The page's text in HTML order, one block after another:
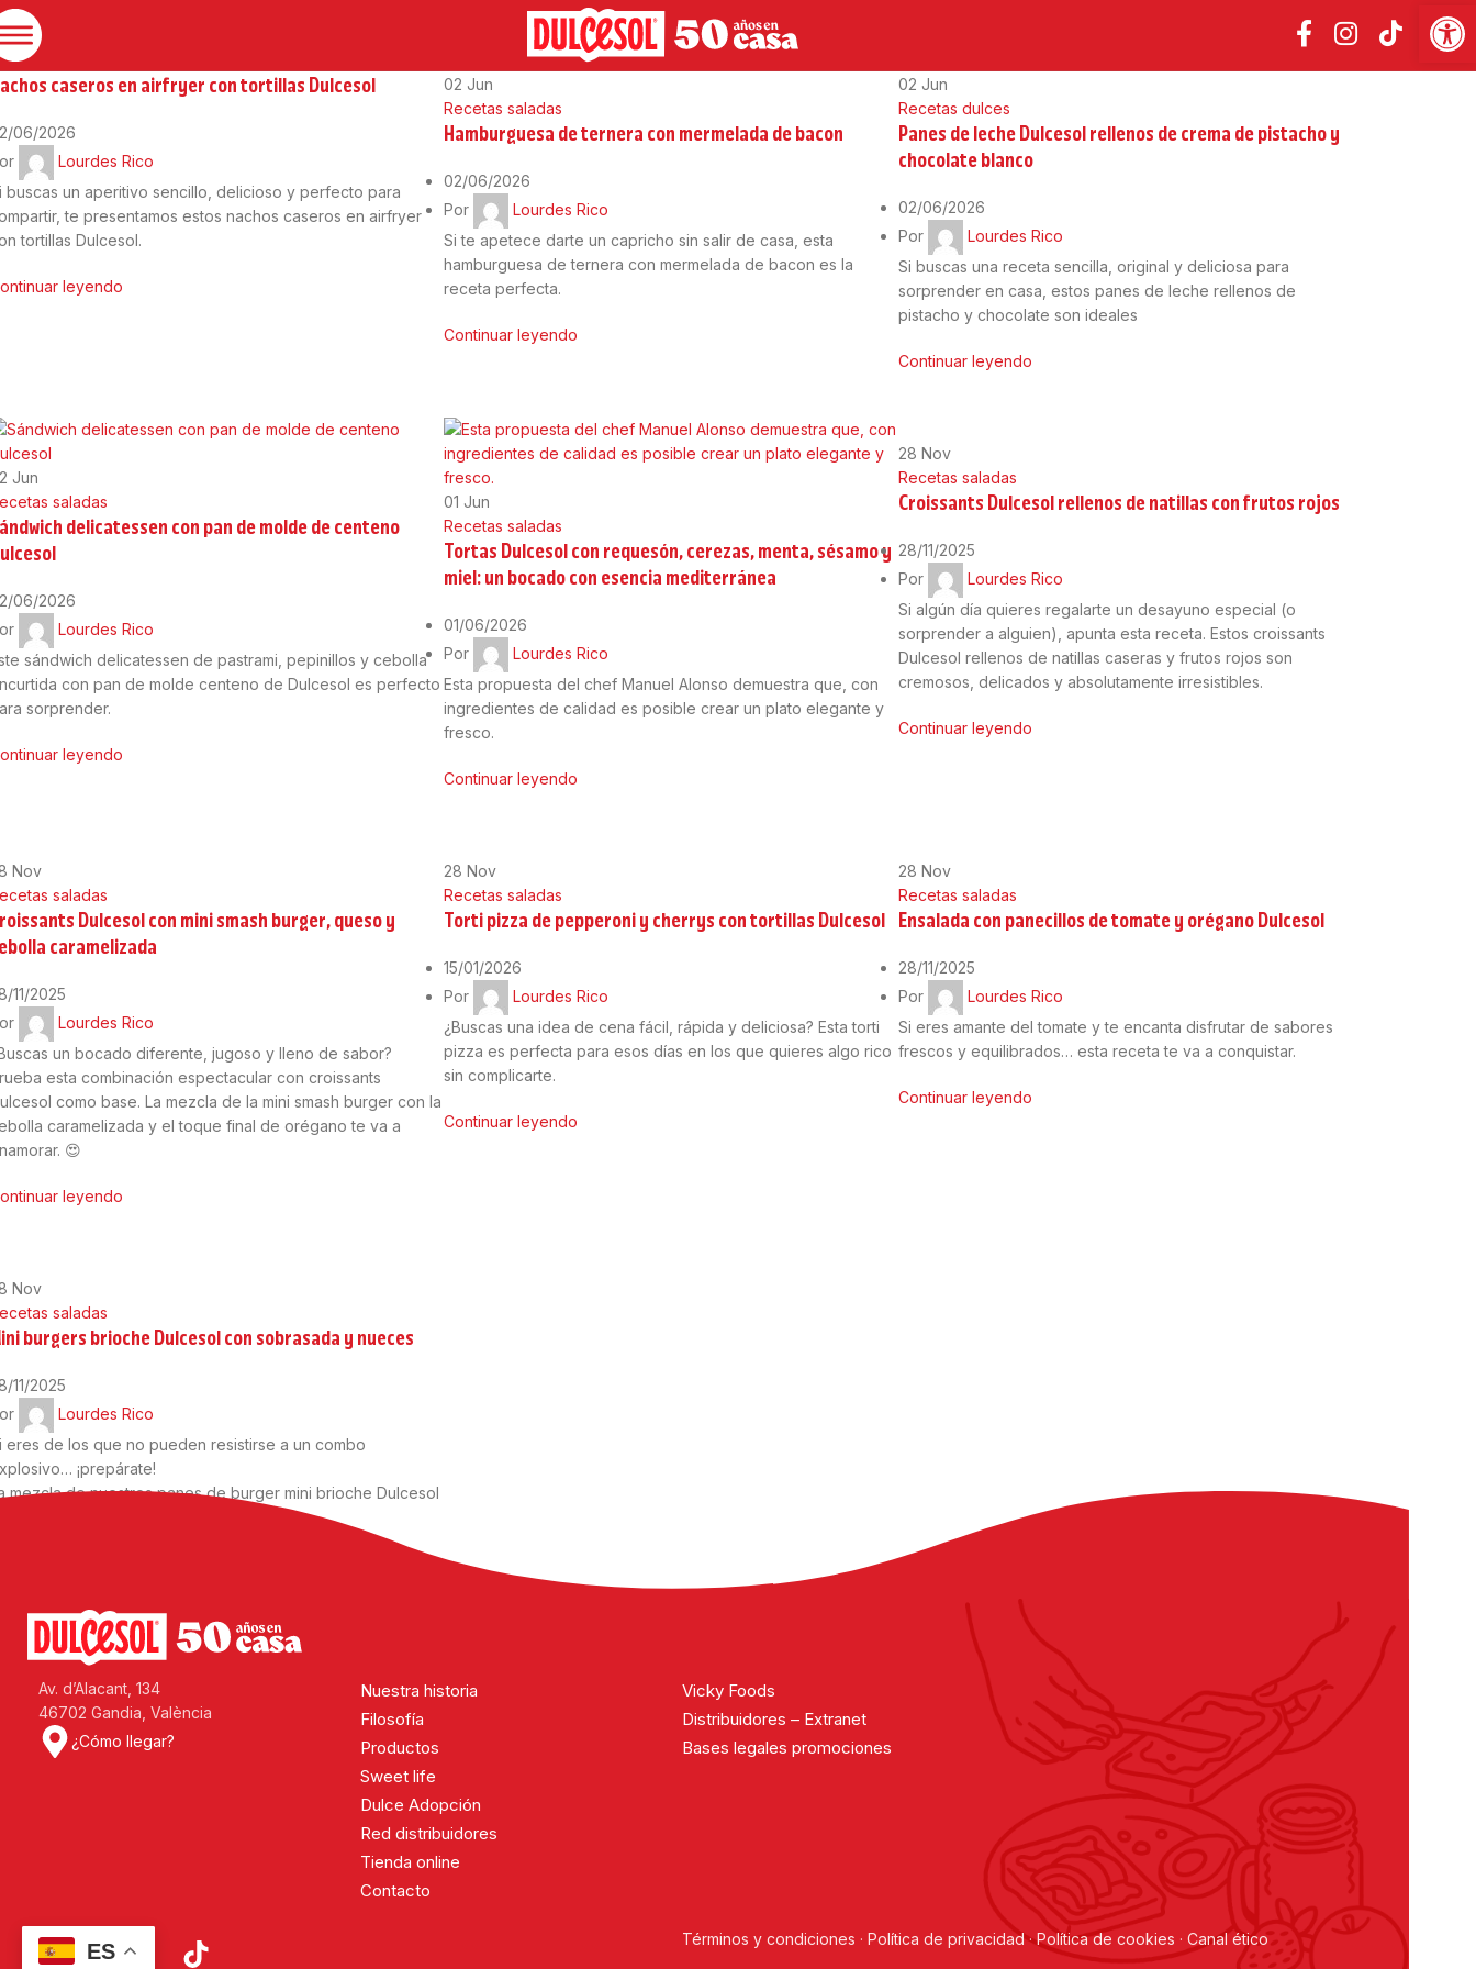
Jun
saladas
caseros en airfryer con tortillas Dulcesol
06/2026
Lourdes Rico
buscas un aperitivo sencillo, delicioso y perfecto para
te presentamos estos nachos caseros en airfryer
tortillas Dulcesol.
leyendo
02 Jun
Recetas saladas
Hamburguesa de ternera con mermelada de bacon
02/06/2026
Por
Lourdes Rico
Si te apetece darte un capricho sin salir de casa, esta
hamburguesa de ternera con mermelada de bacon es la
receta perfecta.
Continuar leyendo
02 Jun
Recetas dulces
Panes de leche Dulcesol rellenos de crema de pistacho y
chocolate blanco
02/06/2026
Por
Lourdes Rico
Si buscas una receta sencilla, original y deliciosa para
sorprender en casa, estos panes de leche rellenos de
pistacho y chocolate son ideales
Continuar leyendo
Jun
saladas
delicatessen con pan de molde de centeno
06/2026
Lourdes Rico
sándwich delicatessen de pastrami, pepinillos y cebolla
con pan de molde centeno de Dulcesol es perfecto
sorprender.
leyendo
01 Jun
Recetas saladas
Tortas Dulcesol con requesón, cerezas, menta, sésamo y
miel: un bocado con esencia mediterránea
01/06/2026
Por
Lourdes Rico
Esta propuesta del chef Manuel Alonso demuestra que, con
ingredientes de calidad es posible crear un plato elegante y
fresco.
Continuar leyendo
28 Nov
Recetas saladas
Croissants Dulcesol rellenos de natillas con frutos rojos
28/11/2025
Por
Lourdes Rico
Si algún día quieres regalarte un desayuno especial (o
sorprender a alguien), apunta esta receta. Estos croissants
Dulcesol rellenos de natillas caseras y frutos rojos son
cremosos, delicados y absolutamente irresistibles.
Continuar leyendo
Nov
saladas
Dulcesol con mini smash burger, queso y
caramelizada
11/2025
Lourdes Rico
un bocado diferente, jugoso y lleno de sabor?
esta combinación espectacular con croissants
como base. La mezcla de la mini smash burger con la
caramelizada y el toque final de orégano te va a
😍
leyendo
28 Nov
Recetas saladas
Torti pizza de pepperoni y cherrys con tortillas Dulcesol
15/01/2026
Por
Lourdes Rico
¿Buscas una idea de cena fácil, rápida y deliciosa? Esta torti
pizza es perfecta para esos días en los que quieres algo rico
sin complicarte.
Continuar leyendo
28 Nov
Recetas saladas
Ensalada con panecillos de tomate y orégano Dulcesol
28/11/2025
Por
Lourdes Rico
Si eres amante del tomate y te encanta disfrutar de sabores
frescos y equilibrados… esta receta te va a conquistar.
Continuar leyendo
Nov
saladas
burgers brioche Dulcesol con sobrasada y nueces
11/2025
Lourdes Rico
eres de los que no pueden resistirse a un combo
¡prepárate!
mezcla de nuestros panes de burger mini brioche Dulcesol
Av. d’Alacant, 134
46702 Gandia, València
¿Cómo llegar?
Nuestra historia
Filosofía
Productos
Sweet life
Dulce Adopción
Red distribuidores
Tienda online
Contacto
Vicky Foods
Distribuidores – Extranet
Bases legales promociones
Términos y condiciones · Política de privacidad·Política de cookies · Canal ético
ES